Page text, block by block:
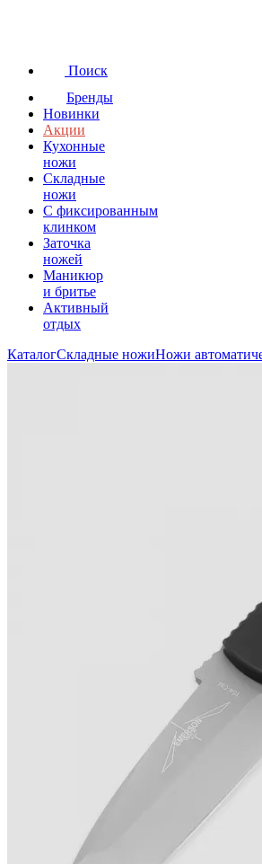
Поиск
Бренды
Новинки
Акции
Кухонные
ножи
Складные
ножи
C фиксированным
клинком
Заточка
ножей
Маникюр
и бритье
Активный
отдых
КаталогСкладные ножиНожи